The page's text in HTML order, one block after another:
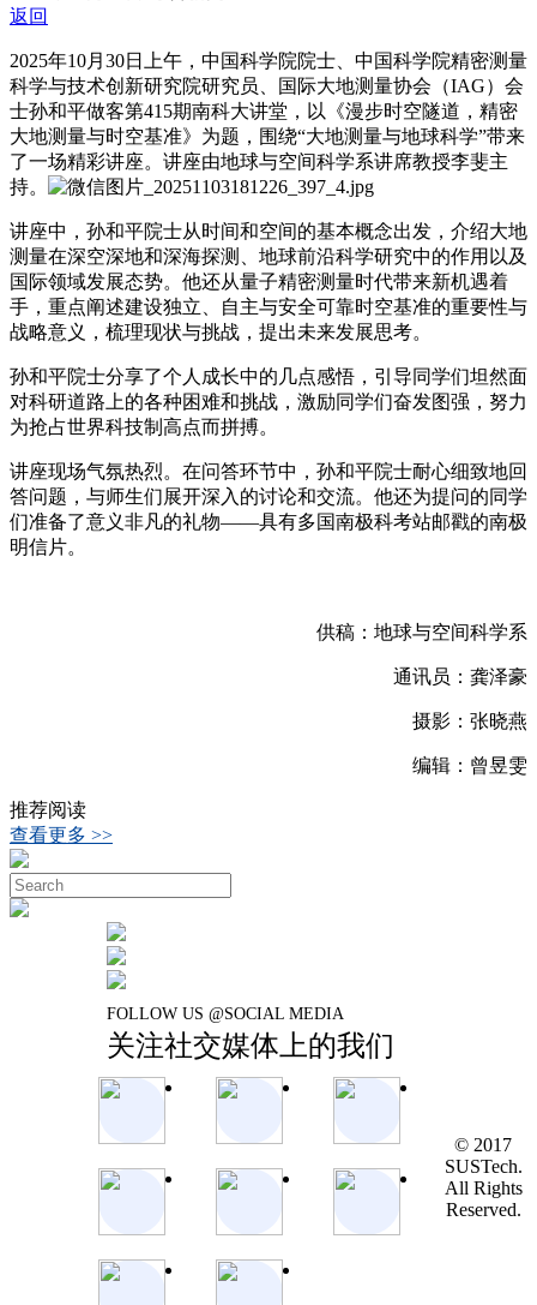
返回
2025年10月30日上午，中国科学院院士、中国科学院精密测量
科学与技术创新研究院研究员、国际大地测量协会（IAG）会
士孙和平做客第415期南科大讲堂，以《漫步时空隧道，精密
大地测量与时空基准》为题，围绕“大地测量与地球科学”带来
了一场精彩讲座。讲座由地球与空间科学系讲席教授李斐主
持。
讲座中，孙和平院士从时间和空间的基本概念出发，介绍大地
测量在深空深地和深海探测、地球前沿科学研究中的作用以及
国际领域发展态势。他还从量子精密测量时代带来新机遇着
手，重点阐述建设独立、自主与安全可靠时空基准的重要性与
战略意义，梳理现状与挑战，提出未来发展思考。
孙和平院士分享了个人成长中的几点感悟，引导同学们坦然面
对科研道路上的各种困难和挑战，激励同学们奋发图强，努力
为抢占世界科技制高点而拼搏。
讲座现场气氛热烈。在问答环节中，孙和平院士耐心细致地回
答问题，与师生们展开深入的讨论和交流。他还为提问的同学
们准备了意义非凡的礼物——具有多国南极科考站邮戳的南极
明信片。
供稿：地球与空间科学系
通讯员：龚泽豪
摄影：张晓燕
编辑：曾昱雯
推荐阅读
查看更多 >>
FOLLOW US @SOCIAL MEDIA
关注社交媒体上的我们
© 2017
SUSTech.
All Rights
Reserved.